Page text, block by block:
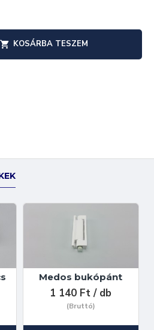
KOSÁRBA TESZEM
Medos bukópánt
1 140 Ft / db
(Bruttó)